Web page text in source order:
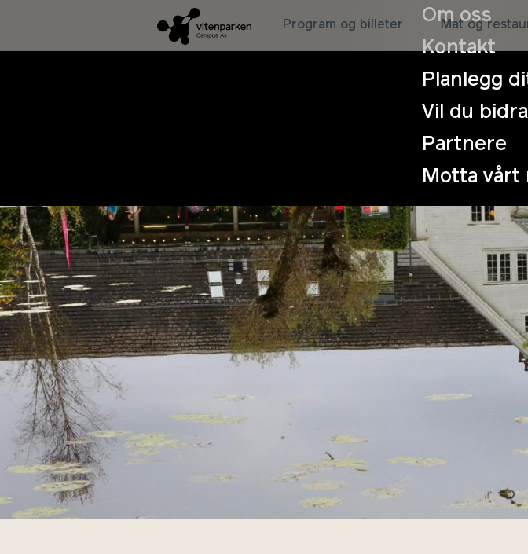
Om oss
Kontakt
Planlegg
Vil du
Partnere
Motta vårt
Program og billeter Mat og